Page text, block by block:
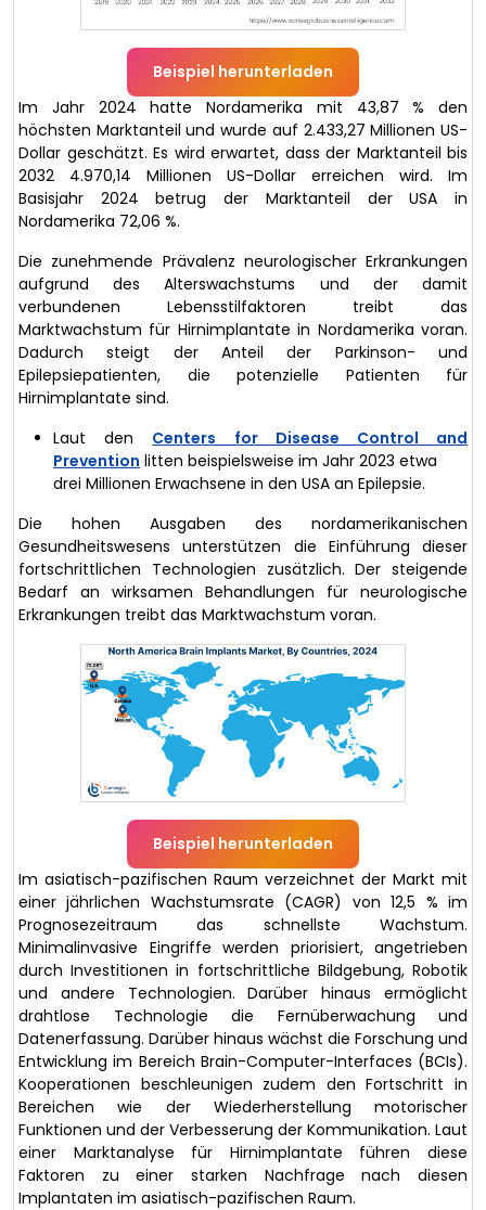
Beispiel herunterladen
Im Jahr 2024 hatte Nordamerika mit 43,87 % den
höchsten Marktanteil und wurde auf 2.433,27 Millionen US-
Dollar geschätzt. Es wird erwartet, dass der Marktanteil bis
2032 4.970,14 Millionen US-Dollar erreichen wird. Im
Basisjahr 2024 betrug der Marktanteil der USA in
Nordamerika 72,06 %.
Die zunehmende Prävalenz neurologischer Erkrankungen
aufgrund des Alterswachstums und der damit
verbundenen Lebensstilfaktoren treibt das
Marktwachstum für Hirnimplantate in Nordamerika voran.
Dadurch steigt der Anteil der Parkinson- und
Epilepsiepatienten, die potenzielle Patienten für
Hirnimplantate sind.
Laut den Centers for Disease Control and
Prevention litten beispielsweise im Jahr 2023 etwa
drei Millionen Erwachsene in den USA an Epilepsie.
Die hohen Ausgaben des nordamerikanischen
Gesundheitswesens unterstützen die Einführung dieser
fortschrittlichen Technologien zusätzlich. Der steigende
Bedarf an wirksamen Behandlungen für neurologische
Erkrankungen treibt das Marktwachstum voran.
Beispiel herunterladen
Im asiatisch-pazifischen Raum verzeichnet der Markt mit
einer jährlichen Wachstumsrate (CAGR) von 12,5 % im
Prognosezeitraum das schnellste Wachstum.
Minimalinvasive Eingriffe werden priorisiert, angetrieben
durch Investitionen in fortschrittliche Bildgebung, Robotik
und andere Technologien. Darüber hinaus ermöglicht
drahtlose Technologie die Fernüberwachung und
Datenerfassung. Darüber hinaus wächst die Forschung und
Entwicklung im Bereich Brain-Computer-Interfaces (BCIs).
Kooperationen beschleunigen zudem den Fortschritt in
Bereichen wie der Wiederherstellung motorischer
Funktionen und der Verbesserung der Kommunikation. Laut
einer Marktanalyse für Hirnimplantate führen diese
Faktoren zu einer starken Nachfrage nach diesen
Implantaten im asiatisch-pazifischen Raum.